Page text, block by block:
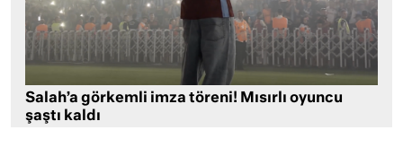
Salah’a görkemli imza töreni! Mısırlı oyuncu
şaştı kaldı